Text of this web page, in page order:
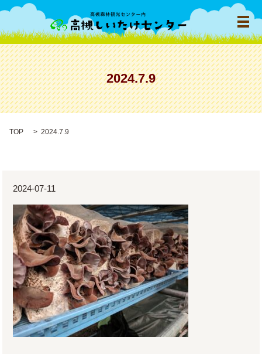
メ
2024.7.9
TOP 2024.7.9
2024-07-11